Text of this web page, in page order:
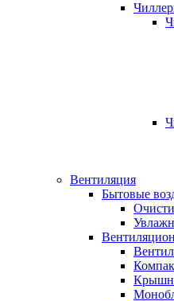
Вентиляция
Бытовые